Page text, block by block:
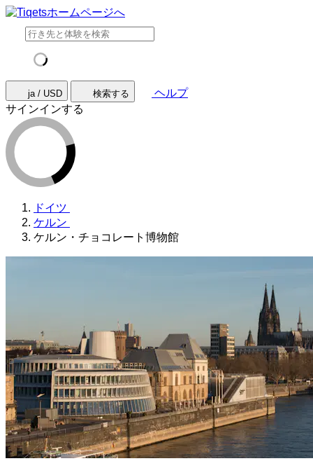
ja / USD 検索する
ヘルプ
サインインする
ドイツ
ケルン
ケルン・チョコレート博物館